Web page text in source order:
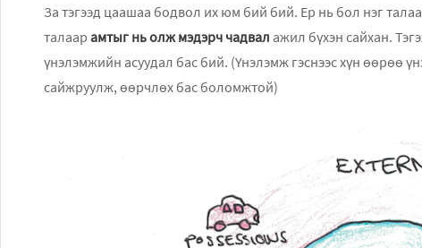
За тэгээд цаашаа бодвол их юм бий бий. Ер нь бол нэг
талаар амтыг нь олж мэдэрч чадвал ажил бүхэн сайхан.
үнэлэмжийн асуудал бас бий. (Үнэлэмж гэснээс хүн өөрөө
сайжруулж, өөрчлөх бас боломжтой)